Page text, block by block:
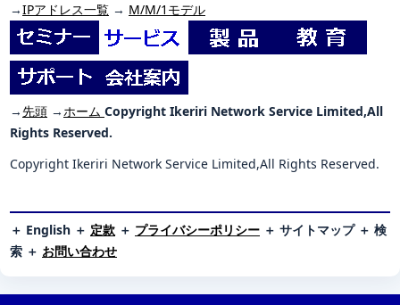
→IPアドレス一覧 → M/M/1モデル
→先頭 →ホーム Copyright Ikeriri Network Service Limited,All
Rights Reserved.
Copyright Ikeriri Network Service Limited,All Rights Reserved.
＋ English ＋ 定款 ＋ プライバシーポリシー ＋ サイトマップ ＋ 検
索 ＋ お問い合わせ